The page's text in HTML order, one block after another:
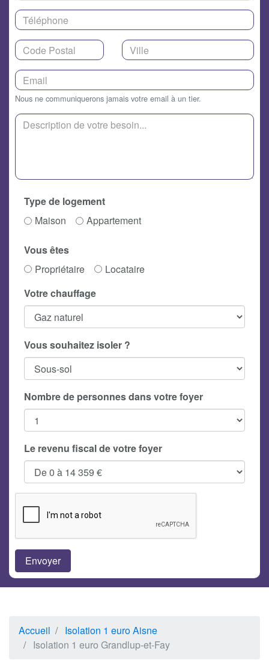
Nous ne communiquerons jamais votre email à un tier.
Type de logement
Maison
Appartement
Vous êtes
Propriétaire
Locataire
Votre chauffage
Vous souhaitez isoler ?
Nombre de personnes dans votre foyer
Le revenu fiscal de votre foyer
Accueil
Isolation 1 euro Aisne
Isolation 1 euro Grandlup-et-Fay